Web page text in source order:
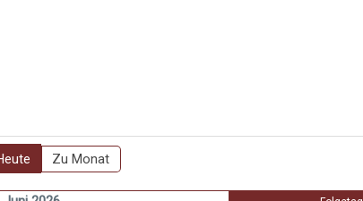
Zu Monat